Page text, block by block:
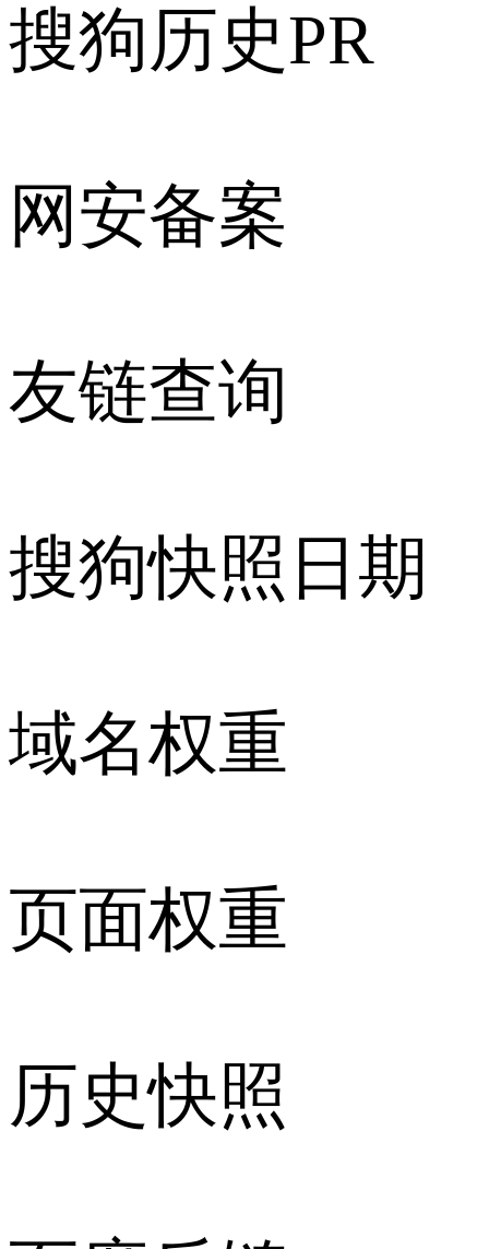
搜狗历史PR
网安备案
友链查询
搜狗快照日期
域名权重
页面权重
历史快照